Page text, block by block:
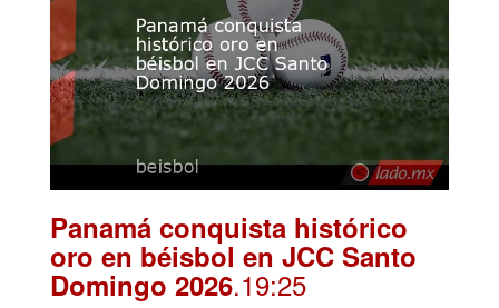
Panamá conquista histórico
oro en béisbol en JCC Santo
Domingo 2026.19:25